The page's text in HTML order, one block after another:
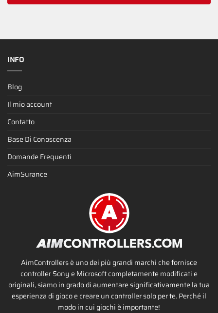
INFO
Blog
Il mio account
Contatto
Base Di Conoscenza
Domande Frequenti
AimSurance
AimControllers è uno dei più grandi marchi che fornisce
controller Sony e Microsoft completamente modificati e
originali, siamo in grado di aumentare significativamente la tua
esperienza di gioco e creare un controller solo per te. Perché il
modo in cui giochi è importante!